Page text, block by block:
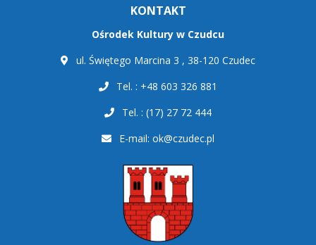
KONTAKT
Ośrodek Kultury w Czudcu
ul. Świętego Marcina 3 , 38-120 Czudec
Tel. : +48 603 326 881
Tel. : (17) 27 72 444
E-mail: ok@czudec.pl